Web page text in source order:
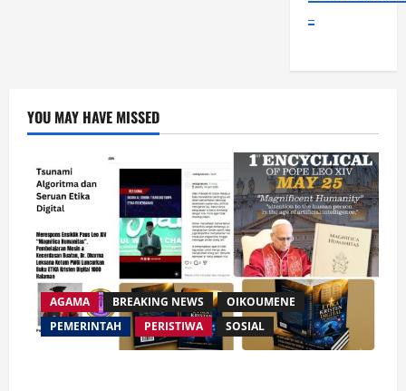
YOU MAY HAVE MISSED
AGAMA BREAKING NEWS
OIKOUMENE
PEMERINTAH
PERISTIWA SOSIAL